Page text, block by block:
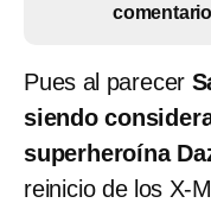
comentario
Pues al parecer
siendo
superheroína
reinicio de los X-